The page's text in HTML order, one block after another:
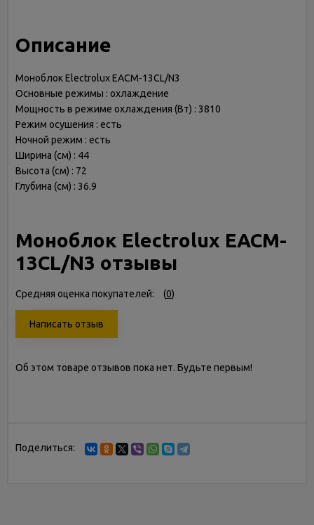
Описание
Моноблок Electrolux EACM-13CL/N3
Основные режимы : охлаждение
Мощность в режиме охлаждения (Вт) : 3810
Режим осушения : есть
Ночной режим : есть
Ширина (см) : 44
Высота (см) : 72
Глубина (см) : 36.9
Моноблок Electrolux EACM-
13CL/N3 отзывы
Средняя оценка покупателей: (0)
Написать отзыв
Об этом товаре отзывов пока нет. Будьте первым!
Поделиться: